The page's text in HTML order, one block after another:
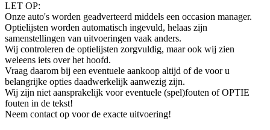
LET OP:
Onze auto's worden geadverteerd middels een occasion manager.
Optielijsten worden automatisch ingevuld, helaas zijn
samenstellingen van uitvoeringen vaak anders.
Wij controleren de optielijsten zorgvuldig, maar ook wij zien
weleens iets over het hoofd.
Vraag daarom bij een eventuele aankoop altijd of de voor u
belangrijke opties daadwerkelijk aanwezig zijn.
Wij zijn niet aansprakelijk voor eventuele (spel)fouten of OPTIE
fouten in de tekst!
Neem contact op voor de exacte uitvoering!